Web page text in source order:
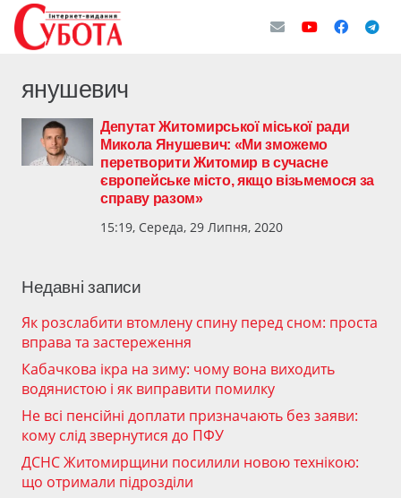
янушевич
Депутат Житомирської міської ради
Микола Янушевич: «Ми зможемо
перетворити Житомир в сучасне
європейське місто, якщо візьмемося за
справу разом»
15:19, Середа, 29 Липня, 2020
Недавні записи
Як розслабити втомлену спину перед сном: проста
вправа та застереження
Кабачкова ікра на зиму: чому вона виходить
водянистою і як виправити помилку
Не всі пенсійні доплати призначають без заяви:
кому слід звернутися до ПФУ
ДСНС Житомирщини посилили новою технікою:
що отримали підрозділи